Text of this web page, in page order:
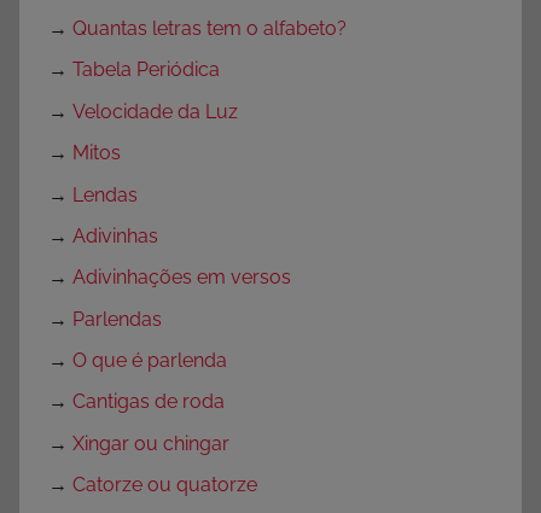
→ Quantas letras tem o alfabeto?
→ Tabela Periódica
→ Velocidade da Luz
→ Mitos
→ Lendas
→ Adivinhas
→ Adivinhações em versos
→ Parlendas
→ O que é parlenda
→ Cantigas de roda
→ Xingar ou chingar
→ Catorze ou quatorze